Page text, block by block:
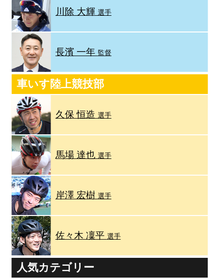
川除 大輝 選手
長濱 一年 監督
車いす陸上競技部
久保 恒造 選手
馬場 達也 選手
岸澤 宏樹 選手
佐々木 凜平 選手
人気カテゴリー